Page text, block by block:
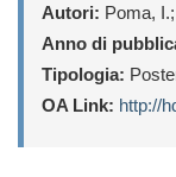
Autori: Poma,
Anno di
Tipologia:
OA Link: http://